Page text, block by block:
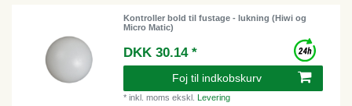
Kontroller bold til fustage - lukning (Hiwi og
Micro Matic)
DKK 30.14 *
Foj til indkobskurv
*inkl. moms ekskl.Levering